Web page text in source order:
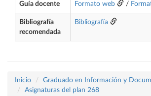
Guía docente Formato web /
Bibliografía
recomendada
Bibliografía
Inicio
Graduado en Información y
Asignaturas del plan 268